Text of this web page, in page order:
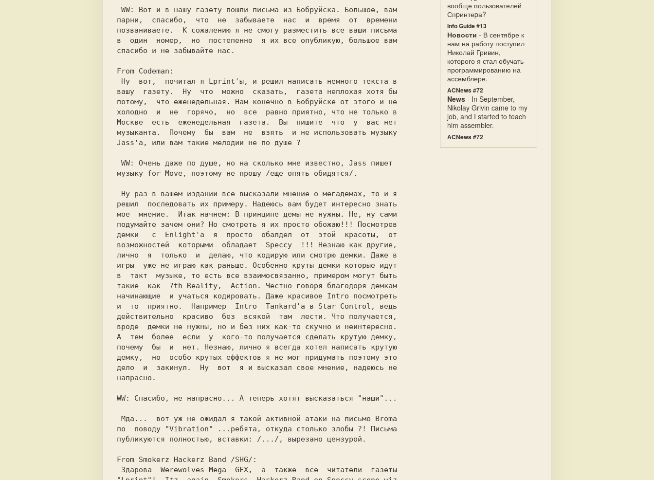
вообще пользователей
Спpинтеpа?
Info Guide #13
Новости - В сентябре к
нам на работу поступил
Николай Гривин,
которого я стал обучать
программированию на
ассемблере.
ACNews #72
News - In September,
Nikolay Grivin came to my
job, and I started to teach
him assembler.
ACNews #72